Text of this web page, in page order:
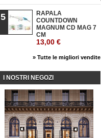
5
RAPALA
COUNTDOWN
MAGNUM CD MAG 7
CM
13,00 €
» Tutte le migliori vendite
I NOSTRI NEGOZI